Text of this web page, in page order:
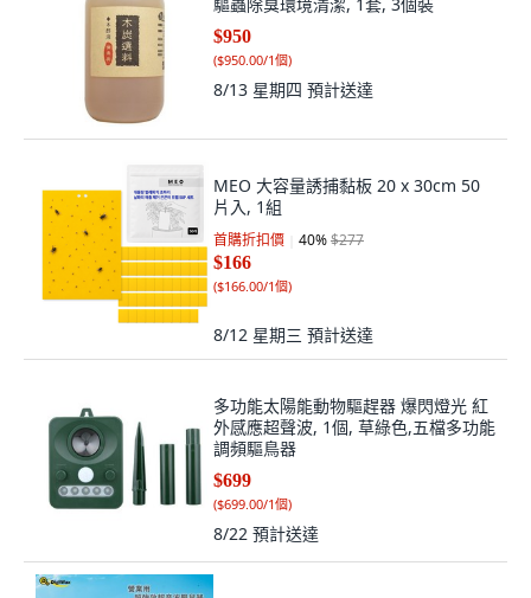
$950
($950.00/1個)
8/13 星期四 預計送達
MEO 大容量誘捕黏板 20 x 30cm 50
片入, 1組
首購折扣價 40%$277
$166
($166.00/1個)
8/12 星期三 預計送達
多功能太陽能動物驅趕器 爆閃燈光 紅
外感應超聲波, 1個, 草綠色,五檔多功能
調頻驅鳥器
$699
($699.00/1個)
8/22 預計送達